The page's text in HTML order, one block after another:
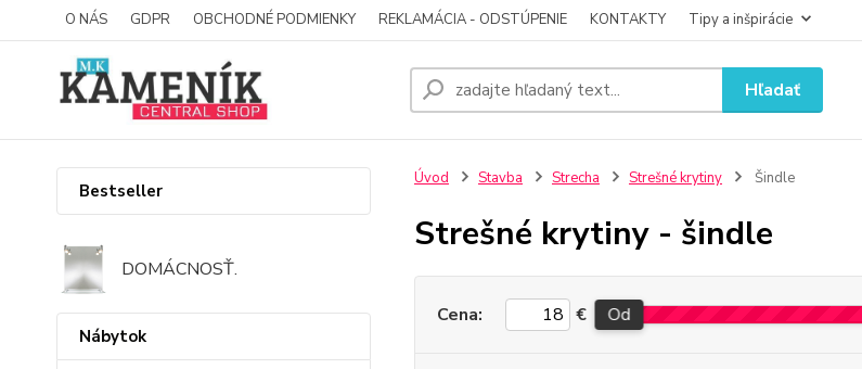
O NÁS GDPR OBCHODNÉ PODMIENKY REKLAMÁCIA - ODSTÚPENIE KONTAKTY Tipy a inšpirácie
Hľadať
Bestseller
DOMÁCNOSŤ.
Nábytok
Úvod Stavba Strecha Strešné krytiny Šindle
Strešné krytiny - šindle
Cena: € Od